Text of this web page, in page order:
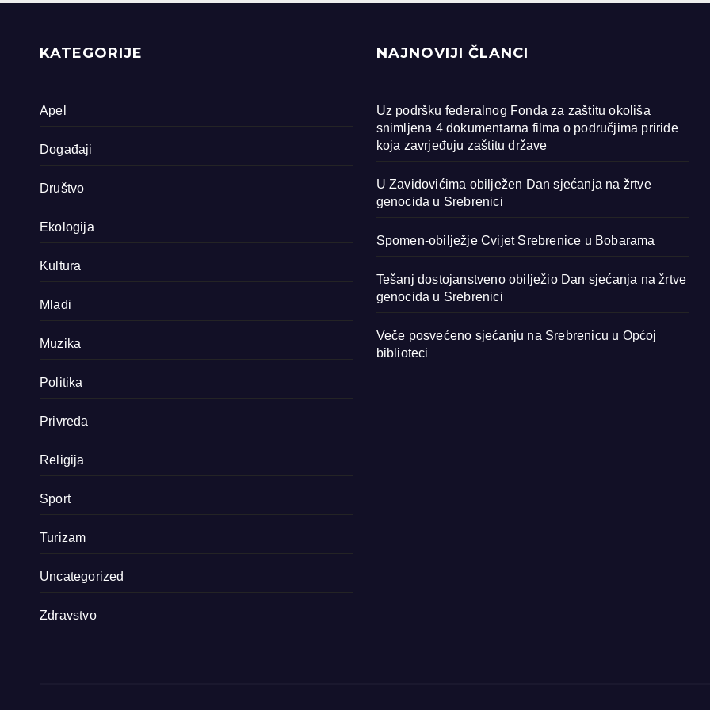
priride koja
države
KATEGORIJE
Apel
Događaji
Društvo
Ekologija
Kultura
Mladi
Muzika
Politika
Privreda
Religija
Sport
Turizam
Uncategorized
Zdravstvo
NAJNOVIJI ČLANCI
Uz podršku federalnog Fonda za zaštitu okoliša
snimljena 4 dokumentarna filma o područjima priride
koja zavrjeđuju zaštitu države
U Zavidovićima obilježen Dan sjećanja na žrtve
genocida u Srebrenici
Spomen-obilježje Cvijet Srebrenice u Bobarama
Tešanj dostojanstveno obilježio Dan sjećanja na žrtve
genocida u Srebrenici
Veče posvećeno sjećanju na Srebrenicu u Općoj
biblioteci